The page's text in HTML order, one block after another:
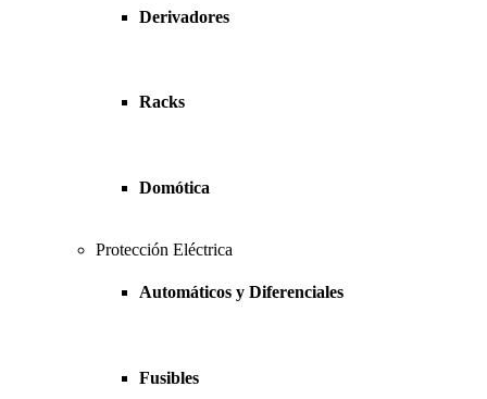
Derivadores
Racks
Domótica
Protección Eléctrica
Automáticos y Diferenciales
Fusibles